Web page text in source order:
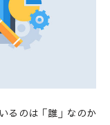
るのは「誰」なのか